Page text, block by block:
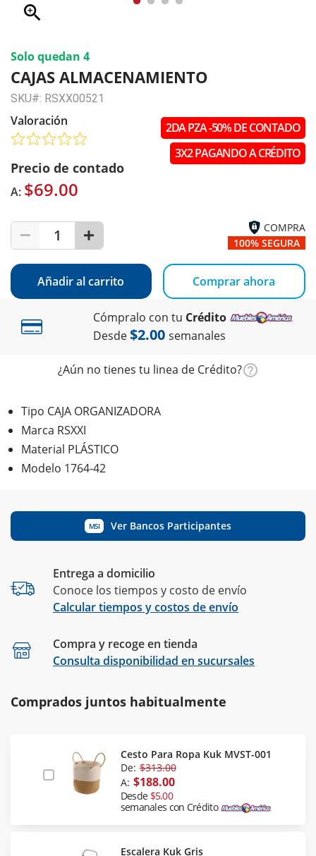
zoom_in
Solo quedan 4
CAJAS ALMACENAMIENTO
SKU#: RSXX00521
Valoración
Precio de contado
A: $69.00
1
2DA PZA -50% DE CONTADO
3X2 PAGANDO A CRÉDITO
COMPRA
100% SEGURA
Añadir al carrito Comprar ahora
Cómpralo con tu Crédito
Desde$2.00 semanales
¿Aún no tienes tu linea de Crédito?
Tipo CAJA ORGANIZADORA
Marca RSXXI
Material PLÁSTICO
Modelo 1764-42
MSI Ver Bancos Participantes
Entrega a domicilio
Conoce los tiempos y costo de envío
Calcular tiempos y costos de envío
Compra y recoge en tienda
Consulta disponibilidad en sucursales
Comprados juntos habitualmente
Cesto Para Ropa Kuk MVST-001
De: $313.00
A: $188.00
Desde $5.00
semanales con Crédito
Escalera Kuk Gris